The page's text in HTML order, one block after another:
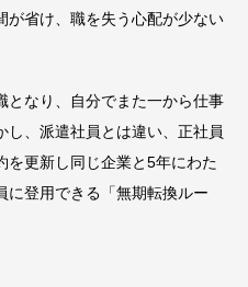
が省け、職を失う心配が少ない
となり、自分でまた一から仕事
し、派遣社員とは違い、正社員
を更新し同じ企業と5年にわた
に登用できる「無期転換ルー